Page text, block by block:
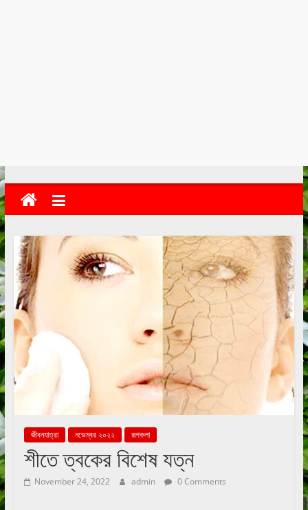
জীবনযাত্রা নভেম্বর ২০২২ রূপকলা
শীতে ত্বকের বিশেষ যত্ন
November 24, 2022 admin 0 Comments